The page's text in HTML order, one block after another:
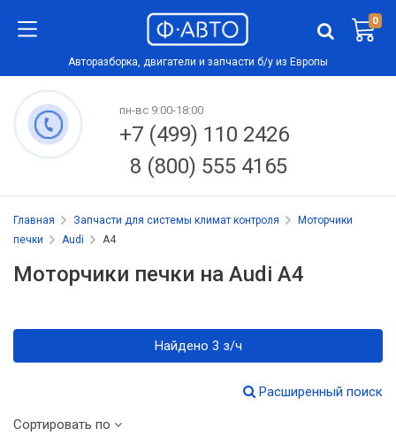
0
Авторазборка, двигатели и запчасти б/у из Европы
пн-вс 9:00-18:00
+7 (499) 110 2426
8 (800) 555 4165
Главная Запчасти для системы климат контроля
Моторчики
печки
Audi A4
Моторчики печки на Audi A4
Найдено 3 з/ч
Расширенный поиск
Сортировать по